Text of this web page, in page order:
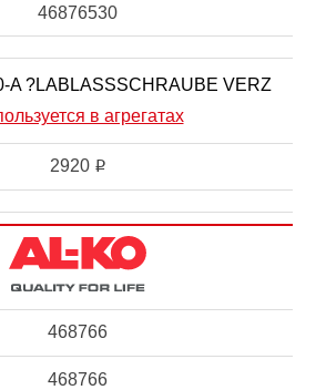
46876530
A ?LABLASSSCHRAUBE VERZ
в агрегатах
2920 i
468766
468766